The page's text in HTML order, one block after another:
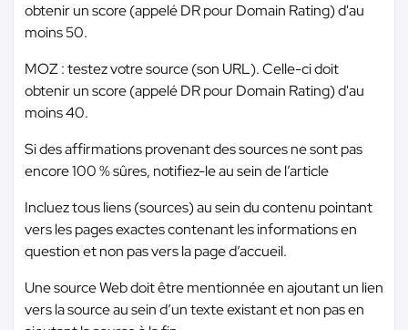
obtenir un score (appelé DR pour Domain Rating) d'au
moins 50.
MOZ : testez votre source (son URL). Celle-ci doit
obtenir un score (appelé DR pour Domain Rating) d'au
moins 40.
Si des affirmations provenant des sources ne sont pas
encore 100 % sûres, notifiez-le au sein de l’article
Incluez tous liens (sources) au sein du contenu pointant
vers les pages exactes contenant les informations en
question et non pas vers la page d’accueil.
Une source Web doit être mentionnée en ajoutant un lien
vers la source au sein d’un texte existant et non pas en